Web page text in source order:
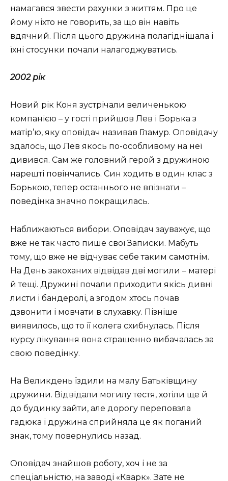
намагався звести рахунки з життям. Про це
йому ніхто не говорить, за що він навіть
вдячний. Після цього дружина полагіднішала і
їхні стосунки почали налагоджуватись.
2002 рік
Новий рік Коня зустрічали величенькою
компанією – у гості прийшов Лев і Борька з
матір’ю, яку оповідач називав Гламур. Оповідачу
здалось, що Лев якось по-особливому на неї
дивився. Сам же головний герой з дружиною
нарешті повінчались. Син ходить в один клас з
Борькою, тепер останнього не впізнати –
поведінка значно покращилась.
Наближаються вибори. Оповідач зауважує, що
вже не так часто пише свої Записки. Мабуть
тому, що вже не відчуває себе таким самотнім.
На День закоханих відвідав дві могили – матері
й тещі. Дружині почали приходити якісь дивні
листи і бандеролі, а згодом хтось почав
дзвонити і мовчати в слухавку. Пізніше
виявилось, що то її колега схибнулась. Після
курсу лікування вона страшенно вибачалась за
свою поведінку.
На Великдень їздили на малу Батьківщину
дружини. Відвідали могилу тестя, хотіли ще й
до будинку зайти, але дорогу переповзла
гадюка і дружина сприйняла це як поганий
знак, тому повернулись назад.
Оповідач знайшов роботу, хоч і не за
спеціальністю, на заводі «Кварк». Зате не